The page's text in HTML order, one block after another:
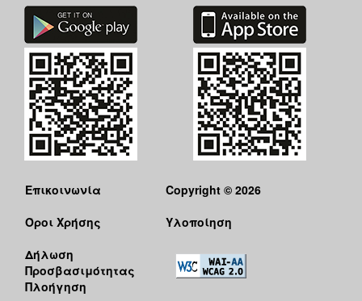
Επικοινωνία
Όροι Χρήσης
Δήλωση
Προσβασιμότητας
Πλοήγηση
Copyright © 2026
Υλοποίηση